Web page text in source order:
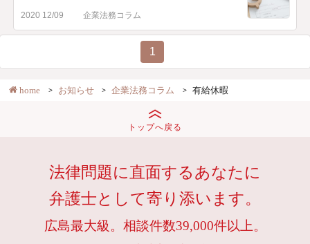
2020 12/09 企業法務コラム
1
home お知らせ 企業法務コラム 有給休暇
トップへ戻る
法律問題に直面するあなたに
弁護士として寄り添います。
広島最大級。相談件数39,000件以上。